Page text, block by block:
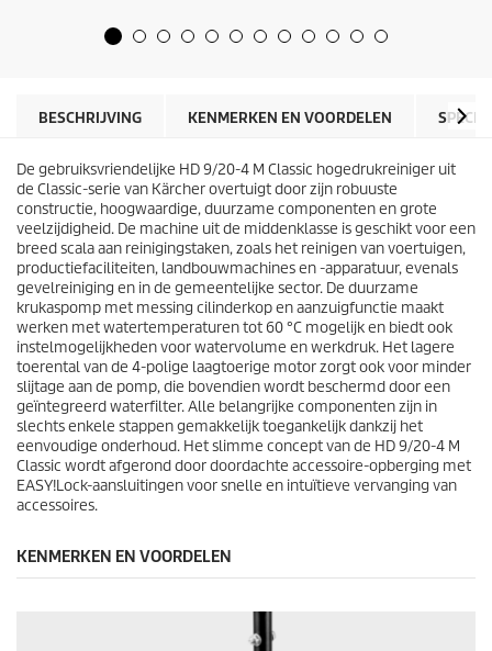
s
n
BESCHRIJVING KENMERKEN EN VOORDELEN
De gebruiksvriendelijke HD 9/20-4 M Classic hogedrukreiniger uit
de Classic-serie van Kärcher overtuigt door zijn robuuste
constructie, hoogwaardige, duurzame componenten en grote
veelzijdigheid. De machine uit de middenklasse is geschikt voor een
breed scala aan reinigingstaken, zoals het reinigen van voertuigen,
productiefaciliteiten, landbouwmachines en -apparatuur, evenals
gevelreiniging en in de gemeentelijke sector. De duurzame
krukaspomp met messing cilinderkop en aanzuigfunctie maakt
werken met watertemperaturen tot 60 °C mogelijk en biedt ook
instelmogelijkheden voor watervolume en werkdruk. Het lagere
toerental van de 4-polige laagtoerige motor zorgt ook voor minder
slijtage aan de pomp, die bovendien wordt beschermd door een
geïntegreerd waterfilter. Alle belangrijke componenten zijn in
slechts enkele stappen gemakkelijk toegankelijk dankzij het
eenvoudige onderhoud. Het slimme concept van de HD 9/20-4 M
Classic wordt afgerond door doordachte accessoire-opberging met
EASY!Lock-aansluitingen voor snelle en intuïtieve vervanging van
accessoires.
KENMERKEN EN VOORDELEN